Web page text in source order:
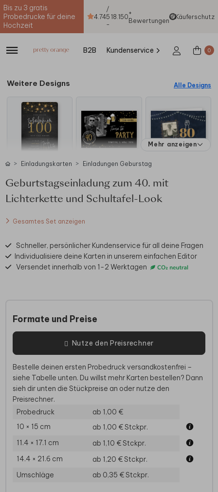
Bis zu 3 gratis
Probedrucke für deine
Hochzeit
4.74
/
5
-
18.150+
Bewertungen
Käuferschutz
B2B Kundenservice 0
Weitere Designs Alle Designs
Mehr anzeigen
Einladungskarten Einladungen Geburstag
Geburtstagseinladung zum 40. mit
Lichterkette und Schultafel-Look
Gesamtes Set anzeigen
Schneller, persönlicher Kundenservice für all deine Fragen
Individualisiere deine Karten in unserem einfachen Editor
Versendet innerhalb von 1-2 Werktagen
Formate und Preise
Nutze den Preisrechner
Bestelle deinen ersten Probedruck versandkostenfrei –
siehe Tabelle unten. Du willst mehr Karten bestellen? Dann
sieh dir unten die Stückpreise an oder nutze den
Preisrechner.
Probedruck
ab 1,00 €
10 × 15 cm
ab 1,00 €Stckpr.
11.4 × 17.1 cm
ab 1,10 €Stckpr.
14.4 × 21.6 cm
ab 1,20 €Stckpr.
Umschläge
ab 0,35 €Stckpr.